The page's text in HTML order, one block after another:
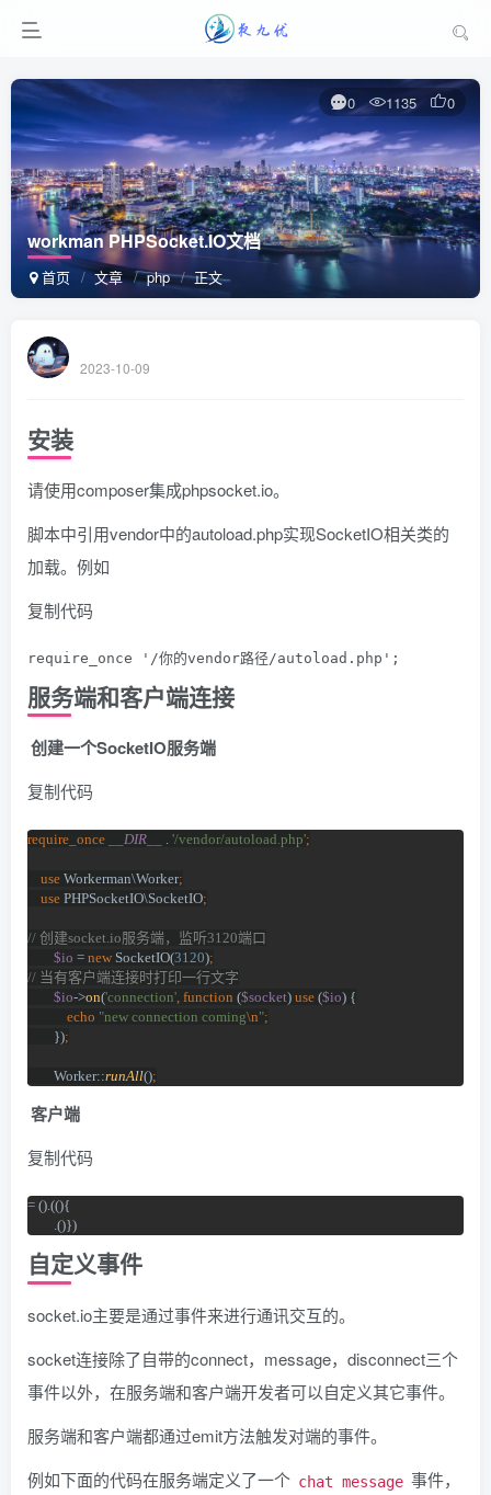
workman PHPSocket.IO文档
首页 文章 php 正文
0 1135 0
2023-10-09
安装
请使用composer集成phpsocket.io。
脚本中引用vendor中的autoload.php实现SocketIO相关类的
加载。例如
复制代码
require_once '/你的vendor路径/autoload.php';
服务端和客户端连接
创建一个SocketIO服务端
复制代码
require_once __DIR__ . '/vendor/autoload.php';
use Workerman\Worker;
use PHPSocketIO\SocketIO;
// 创建socket.io服务端，监听3120端口
$io = new SocketIO(3120);
// 当有客户端连接时打印一行文字
$io->on('connection', function ($socket) use ($io) {
echo "new connection coming\n";
});
Worker::runAll();
客户端
复制代码
= ().((){
.()})
自定义事件
socket.io主要是通过事件来进行通讯交互的。
socket连接除了自带的connect，message，disconnect三个
事件以外，在服务端和客户端开发者可以自定义其它事件。
服务端和客户端都通过emit方法触发对端的事件。
例如下面的代码在服务端定义了一个 chat message 事件，